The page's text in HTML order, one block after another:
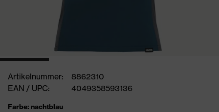
Artikelnummer:
8862310
EAN / UPC:
4049358593136
Farbe: nachtblau